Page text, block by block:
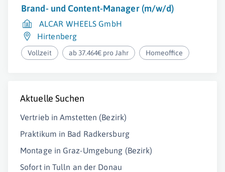
Brand- und Content-Manager (m/w/d)
ALCAR WHEELS GmbH
Hirtenberg
Vollzeit ab 37.464€ pro Jahr Homeoffice
Aktuelle Suchen
Vertrieb in Amstetten (Bezirk)
Praktikum in Bad Radkersburg
Montage in Graz-Umgebung (Bezirk)
Sofort in Tulln an der Donau